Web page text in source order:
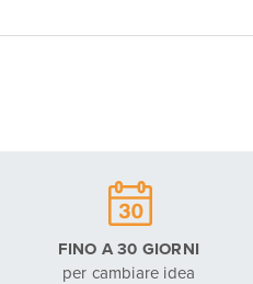
FINO A 30 GIORNI
per cambiare idea